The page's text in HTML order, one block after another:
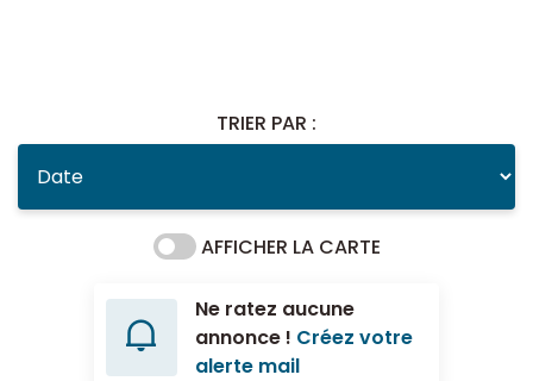
TRIER PAR :
AFFICHER LA CARTE
Ne ratez aucune
annonce ! Créez votre
alerte mail